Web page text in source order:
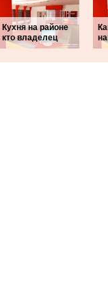
Кухня на районе
кто владелец